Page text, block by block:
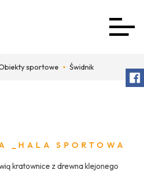
sportowe Świdnik
_HALA SPORTOWA
kratownice z drewna klejonego